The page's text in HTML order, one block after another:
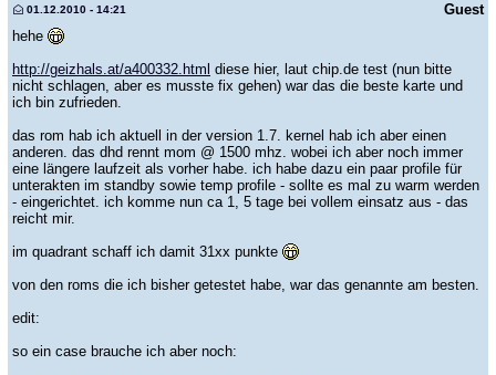
Guest
01.12.2010 - 14:21
hehe
http://geizhals.at/a400332.html diese hier, laut chip.de test (nun bitte
nicht schlagen, aber es musste fix gehen) war das die beste karte und
ich bin zufrieden.
das rom hab ich aktuell in der version 1.7. kernel hab ich aber einen
anderen. das dhd rennt mom @ 1500 mhz. wobei ich aber noch immer
eine längere laufzeit als vorher habe. ich habe dazu ein paar profile für
unterakten im standby sowie temp profile - sollte es mal zu warm werden
- eingerichtet. ich komme nun ca 1, 5 tage bei vollem einsatz aus - das
reicht mir.
im quadrant schaff ich damit 31xx punkte
von den roms die ich bisher getestet habe, war das genannte am besten.
edit:
so ein case brauche ich aber noch: